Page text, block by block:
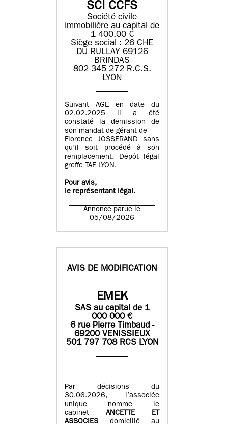
SCI CCFS
Société civile
immobilière au capital de
1 400,00 €
Siège social : 26 CHE
DU RULLAY 69126
BRINDAS
802 345 272 R.C.S.
LYON
Suivant AGE en date du
02.02.2025 il a été
constaté la démission de
son mandat de gérant de
Florence JOSSERAND sans
qu’il soit procédé à son
remplacement. Dépôt légal
greffe TAE LYON.
Pour avis,
le représentant légal.
Annonce parue le
05/08/2026
AVIS DE MODIFICATION
EMEK
SASau capital de 1
000 000€
6 rue Pierre Timbaud -
69200 VENISSIEUX
501 797 708 RCS LYON
Par décisions du
30.06.2026, l’associée
unique nomme le
cabinet ANCETTE ET
ASSOCIES
domicilié au